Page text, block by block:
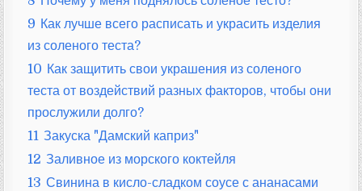
9 Как лучше всего расписать и украсить изделия
из соленого теста?
10 Как защитить свои украшения из соленого
теста от воздействий разных факторов, чтобы они
прослужили долго?
11 Закуска "Дамский каприз"
12 Заливное из морского коктейля
13 Свинина в кисло-сладком соусе с ананасами